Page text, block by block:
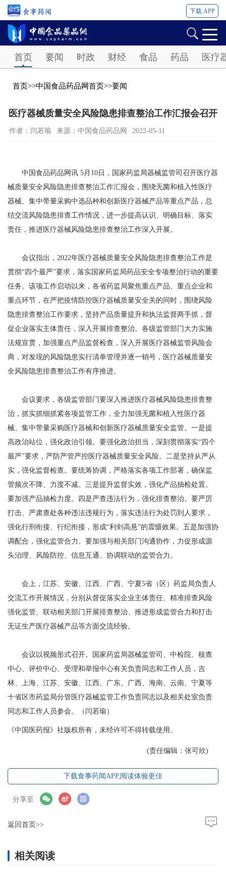
下载 APP
首页 要闻 时政 财经 食品 药品 医疗
首页>>中国食品药品网首页>>要闻
医疗器械质量安全风险隐患排查整治工作汇报会召开
作者：闫若瑜 来源：中国食品药品网 2022-05-11
中国食品药品网讯 5月10日，国家药监局器械监管司召开医疗器
械质量安全风险隐患排查整治工作汇报会，围绕无菌和植入性医疗
器械、集中带量采购中选品种和创新医疗器械产品等重点产品，总
结交流风险隐患排查工作情况，进一步提高认识、明确目标、落实
责任，推进医疗器械风险隐患排查整治工作深入开展。
会议指出，2022年医疗器械质量安全风险隐患排查整治工作是
贯彻“四个最严”要求，落实国家药监局药品安全专项整治行动的重要
任务。该项工作启动以来，各省药监局聚焦重点产品、重点企业和
重点环节，在严把疫情防控医疗器械质量安全关的同时，围绕风险
隐患排查整治工作要求，坚持产品质量提升和执法监督两手抓，督
促企业落实主体责任，深入开展排查整治。各级监管部门大力实施
法规宣贯，加强重点产品监督检查，深入开展医疗器械监管风险会
商，对发现的风险隐患实行清单管理并逐一销号，医疗器械质量安
全风险隐患排查整治工作有序推进。
会议要求，各级监管部门要深入推进医疗器械风险隐患排查整
治，抓实抓细抓紧各项监管工作，全力加强无菌和植入性医疗器
械、集中带量采购医疗器械和创新医疗器械质量安全监管。一是提
高政治站位，强化政治引领。要强化政治担当，深刻贯彻落实“四个
最严”要求，严防严管严控医疗器械质量安全风险。二是坚持从严从
实，强化监督检查。要统筹协调，严格落实各项工作部署，确保监
管频次不降、力度不减。三是提升监督实效，强化产品抽检处置。
要加强产品抽检力度。四是严查违法行为，强化排查整治。要严厉
打击、严肃查处各种违法违规行为，落实违法行为处罚到人要求，
强化行刑衔接、行纪衔接，形成“利剑高悬”的震慑效果。五是加强协
调配合，强化监管合力。要加强与相关部门沟通协作，力促形成源
头治理、风险防控、信息互通、协调联动的监管合力。
会上，江苏、安徽、江西、广西、宁夏5省（区）药监局负责人
交流工作开展情况，分别从督促落实企业主体责任、精准排查风险
强化监管、联动相关部门开展排查整治、推进形成监管合力和打击
无证生产医疗器械产品等方面交流经验。
会议以视频形式召开。国家药监局器械监管司、中检院、核查
中心、评价中心、受理和举报中心有关负责同志和工作人员，吉
林、上海、江苏、安徽、江西、广东、广西、海南、云南、宁夏等
十省区市药监局分管医疗器械监管工作负责同志以及相关处室负责
同志和工作人员参会。（闫若瑜）
《中国医药报》社版权所有，未经许可不得转载使用。
(责任编辑：张可欣)
下载食事药闻APP,阅读体验更佳
分享至
返回首页>>
相关阅读